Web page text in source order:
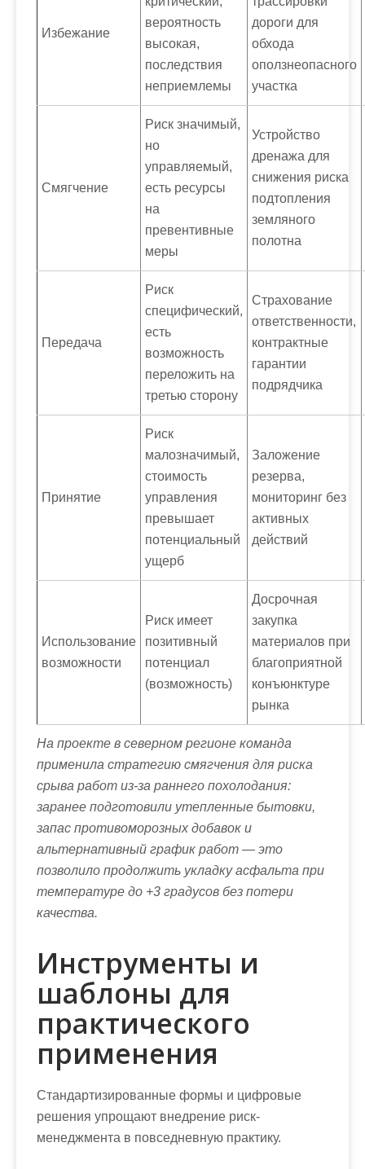
Избежание
вероятность
высокая,
последствия
неприемлемы
дороги для
обхода
оползнеопасного
участка
Смягчение
Риск значимый,
но
управляемый,
есть ресурсы
на
превентивные
меры
Устройство
дренажа для
снижения риска
подтопления
земляного
полотна
Передача
Риск
специфический,
есть
возможность
переложить на
третью сторону
Страхование
ответственности,
контрактные
гарантии
подрядчика
Принятие
Риск
малозначимый,
стоимость
управления
превышает
потенциальный
ущерб
Заложение
резерва,
мониторинг без
активных
действий
Использование
возможности
Риск имеет
позитивный
потенциал
(возможность)
Досрочная
закупка
материалов при
благоприятной
конъюнктуре
рынка
На проекте в северном регионе команда
применила стратегию смягчения для риска
срыва работ из-за раннего похолодания:
заранее подготовили утепленные бытовки,
запас противоморозных добавок и
альтернативный график работ — это
позволило продолжить укладку асфальта при
температуре до +3 градусов без потери
качества.
Инструменты и
шаблоны для
практического
применения
Стандартизированные формы и цифровые
решения упрощают внедрение риск-
менеджмента в повседневную практику.